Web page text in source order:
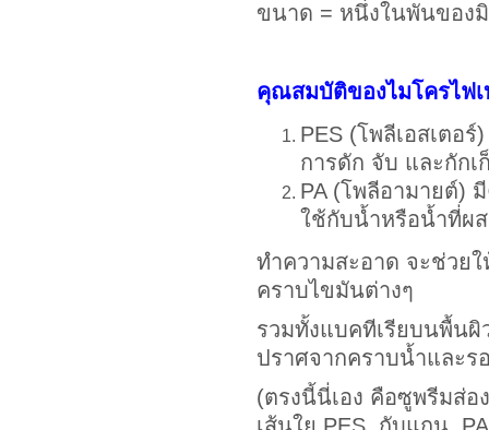
ขนาด = หนึ่งในพันของ
คุณสมบัติของไมโครไฟเ
PES (โพลีเอสเตอ
การดัก จับ และกักเ
PA (โพลีอามายต์)
ใช้กับน้ำหรือน้ำที่ผ
ทำความสะอาด จะช่วย
คราบไขมันต่างๆ
รวมทั้งแบคทีเรียบนพื้นผิ
ปราศจากคราบน้ำและ
(ตรงนี้นี่เอง คือซูพรีมส่อ